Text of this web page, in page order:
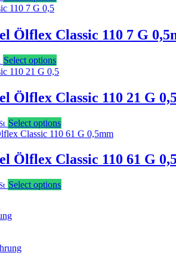
Ölflex Classic 110 7 G
Select options
Ölflex Classic 110 21 G
Select options
Ölflex Classic 110 61 G
Select options